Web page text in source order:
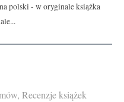
polski - w oryginale książka
, Recenzje książek